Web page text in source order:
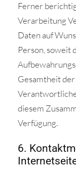
Ferner
Verarbeitung
Daten auf
Person, soweit
Gesamtheit
diesem
Verfügung.
6.